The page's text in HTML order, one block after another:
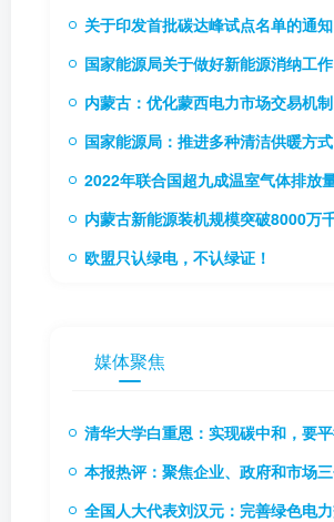
关于印发首批碳达峰试点名单的通知
国家能源局关于做好新能源消纳工作 保障新能源高
内蒙古：优化蒙西电力市场交易机制，分类执行新能
国家能源局：推进多种清洁供暖方式，坚决
2022年联合国超九成温室气体排放
内蒙古新能源装机规模突破8000万
欧盟只认绿电，不认绿证！
媒体聚焦
清华大学白重恩：实现碳中和，要平衡行政手段
本报热评：聚焦企业、政府和市场三个维度，推动碳市
全国人大代表刘汉元：完善绿色电力交易机制，扩大绿